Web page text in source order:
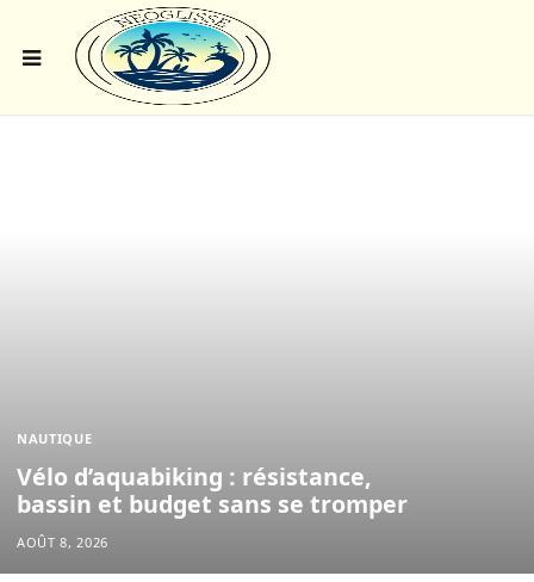
NAUTIQUE
Vélo d’aquabiking : résistance,
bassin et budget sans se tromper
AOÛT 8, 2026